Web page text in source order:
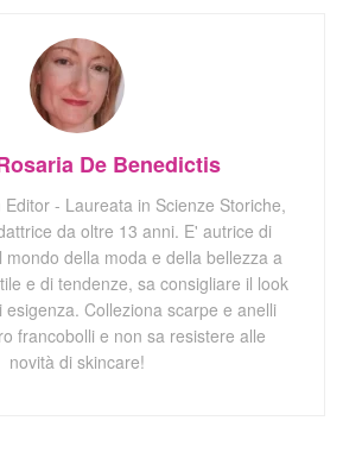
De Benedictis
- Laureata in Scienze Storiche,
da oltre 13 anni. E' autrice di
mondo della moda e della bellezza a
e di tendenze, sa consigliare il look
esigenza. Colleziona scarpe e anelli
francobolli e non sa resistere alle
novità di skincare!